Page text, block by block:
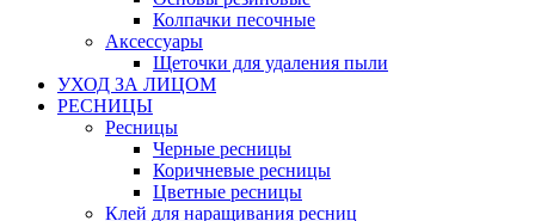
Колпачки песочные
Аксессуары
Щеточки для удаления пыли
УХОД ЗА ЛИЦОМ
РЕСНИЦЫ
Ресницы
Черные ресницы
Коричневые ресницы
Цветные ресницы
Клей для наращивания ресниц